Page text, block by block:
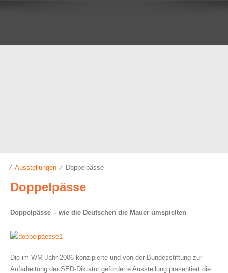
⁄ Ausstellungen ⁄ Doppelpässe
Doppelpässe
Doppelpässe – wie die Deutschen die Mauer umspielten
Die im WM-Jahr 2006 konzipierte und von der Bundesstiftung zur
Aufarbeitung der SED-Diktatur geförderte Ausstellung präsentiert die